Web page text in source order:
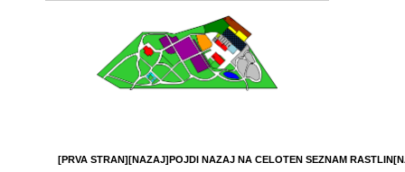
[PRVA STRAN][NAZAJ]POJDI NAZAJ NA CELOTEN SEZNAM RASTLIN